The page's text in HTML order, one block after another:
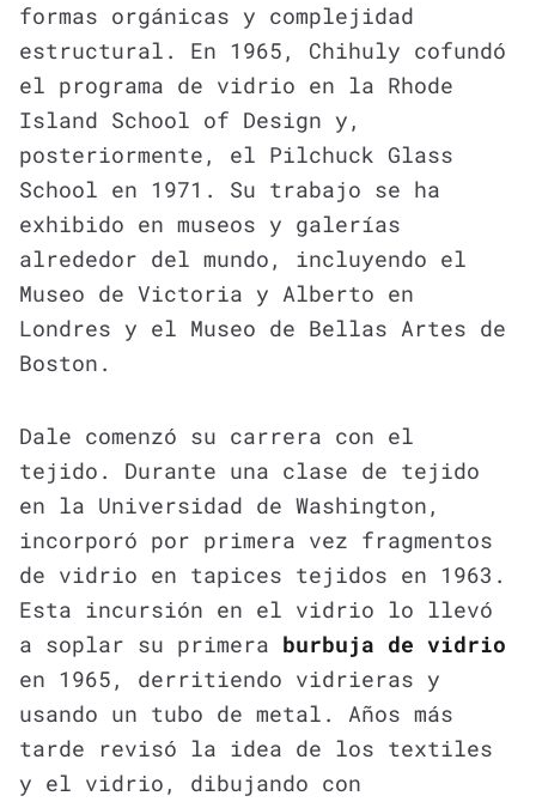
formas orgánicas y complejidad
estructural. En 1965, Chihuly cofundó
el programa de vidrio en la Rhode
Island School of Design y,
posteriormente, el Pilchuck Glass
School en 1971. Su trabajo se ha
exhibido en museos y galerías
alrededor del mundo, incluyendo el
Museo de Victoria y Alberto en
Londres y el Museo de Bellas Artes de
Boston.
Dale comenzó su carrera con el
tejido. Durante una clase de tejido
en la Universidad de Washington,
incorporó por primera vez fragmentos
de vidrio en tapices tejidos en 1963.
Esta incursión en el vidrio lo llevó
a soplar su primera burbuja de vidrio
en 1965, derritiendo vidrieras y
usando un tubo de metal. Años más
tarde revisó la idea de los textiles
y el vidrio, dibujando con